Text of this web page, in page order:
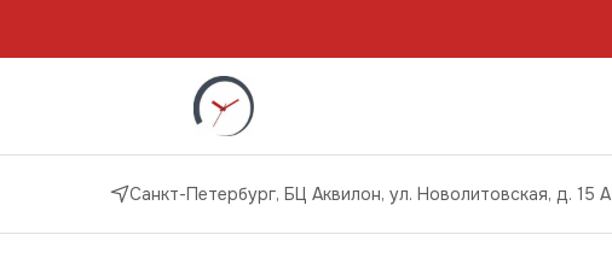
Санкт-Петербург, БЦ Аквилон, ул. Новолитовская, д. 15 А